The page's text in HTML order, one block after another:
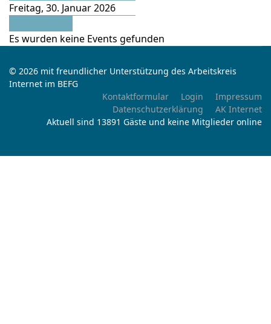
Freitag, 30. Januar 2026
Es wurden keine Events gefunden
© 2026 mit freundlicher Unterstützung des Arbeitskreis
Internet im BEFG
Kontaktformular
Login
Impressum
Datenschutzerklärung
AK Internet
Aktuell sind 13891 Gäste und keine Mitglieder online